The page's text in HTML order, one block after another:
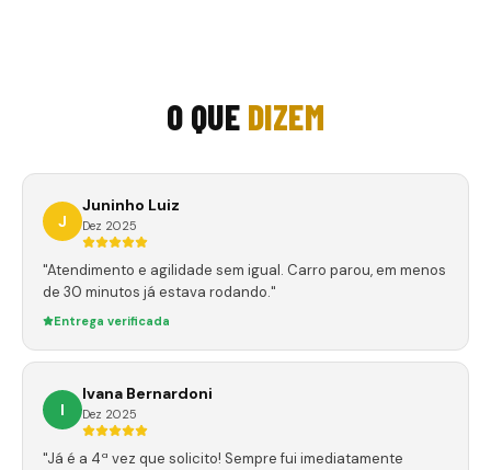
O QUE DIZEM
J
Juninho Luiz
Dez 2025
"Atendimento e agilidade sem igual. Carro parou, em menos
de 30 minutos já estava rodando."
Entrega verificada
I
Ivana Bernardoni
Dez 2025
"Já é a 4ª vez que solicito! Sempre fui imediatamente